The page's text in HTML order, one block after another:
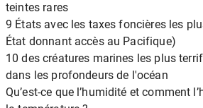
teintes rares
9 États avec les taxes foncières les
État donnant accès au Pacifique)
10 des créatures marines les plus
dans les profondeurs de l'océan
Qu’est-ce que l’humidité et comment